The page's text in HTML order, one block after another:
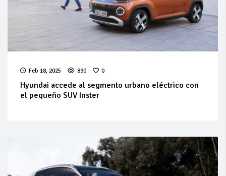
Feb 18, 2025 890 0
Hyundai accede al segmento urbano eléctrico con
el pequeño SUV Inster